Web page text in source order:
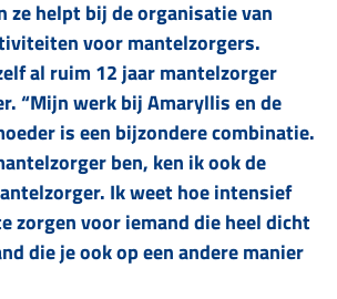
ze helpt bij de organisatie van
voor mantelzorgers.
al ruim 12 jaar mantelzorger
“Mijn werk bij Amaryllis en de
is een bijzondere combinatie.
ben, ken ik ook de
Ik weet hoe intensief
zorgen voor iemand die heel dicht
die je ook op een andere manier